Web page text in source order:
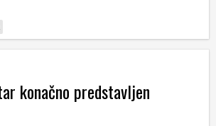
konačno predstavljen